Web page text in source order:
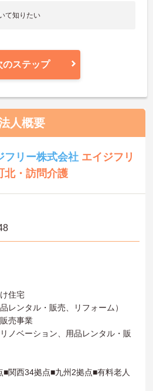
て知りたい
のステップ
人概要
フリー株式会社 エイジフリ
北・訪問介護
住宅
レンタル・販売、リフォーム）
売事業
ノベーション、用品レンタル・販
関西34拠点■九州2拠点■有料老人